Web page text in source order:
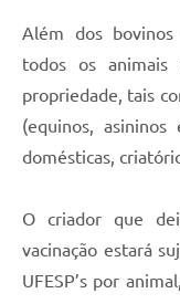
Além dos
todos os animais
propriedade, tais
(equinos,
domésticas,
O criador que
vacinação estará
UFESP’s por